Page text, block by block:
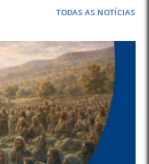
TODAS AS NOTÍCIAS